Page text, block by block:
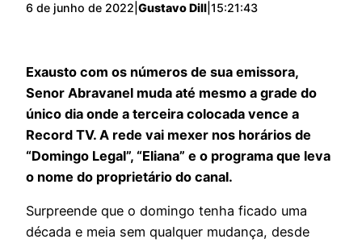
6 de junho de 2022 Gustavo Dill 15:21:43
Exausto com os números de sua emissora,
Senor Abravanel muda até mesmo a grade do
único dia onde a terceira colocada vence a
Record TV. A rede vai mexer nos horários de
“Domingo Legal”, “Eliana” e o programa que leva
o nome do proprietário do canal.
Surpreende que o domingo tenha ficado uma
década e meia sem qualquer mudança, desde